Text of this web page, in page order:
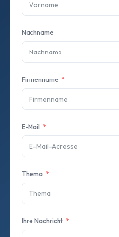
Nachname
Firmenname
E-Mail
Thema
Ihre Nachricht